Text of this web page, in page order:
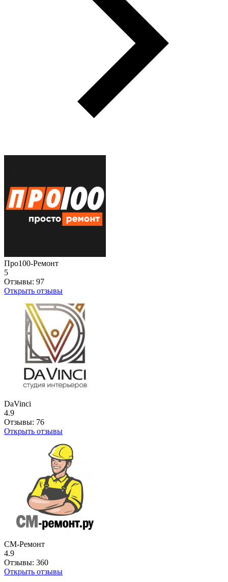
Про100-Ремонт
5
Отзывы: 97
Открыть отзывы
DaVinci
4.9
Отзывы: 76
Открыть отзывы
СМ-Ремонт
4.9
Отзывы: 360
Открыть отзывы